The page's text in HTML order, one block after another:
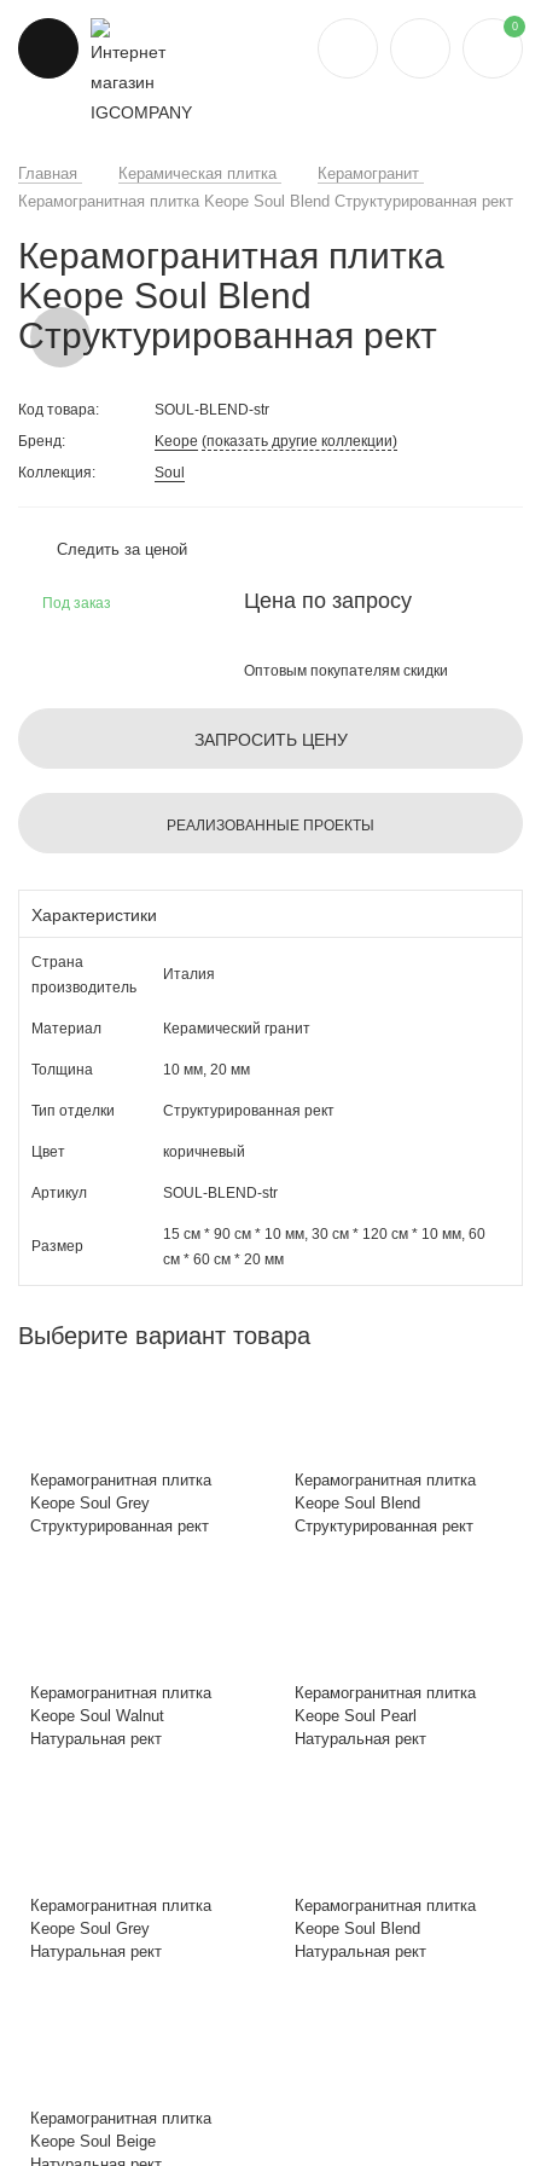
0
Главная Керамическая плитка
Керамогранит
Керамогранитная плитка Keope Soul Blend Структурированная рект
Керамогранитная плитка
Keope Soul Blend
Структурированная рект
Код товара:
SOUL-BLEND-str
Бренд:
Keope (показать другие коллекции)
Коллекция:
Soul
Следить за ценой
Цена по запросу
Оптовым покупателям скидки
Под заказ
ЗАПРОСИТЬ ЦЕНУ
РЕАЛИЗОВАННЫЕ ПРОЕКТЫ
Характеристики
Страна
производитель
Италия
Материал Керамический гранит
Толщина 10 мм, 20 мм
Тип отделки Структурированная рект
Цвет коричневый
Артикул SOUL-BLEND-str
Размер
15 см * 90 см * 10 мм, 30 см * 120 см * 10 мм, 60
см * 60 см * 20 мм
Выберите вариант товара
Керамогранитная плитка
Keope Soul Grey
Структурированная рект
Керамогранитная плитка
Keope Soul Blend
Структурированная рект
Керамогранитная плитка
Keope Soul Walnut
Натуральная рект
Керамогранитная плитка
Keope Soul Pearl
Натуральная рект
Керамогранитная плитка
Keope Soul Grey
Натуральная рект
Керамогранитная плитка
Keope Soul Blend
Натуральная рект
Керамогранитная плитка
Keope Soul Beige